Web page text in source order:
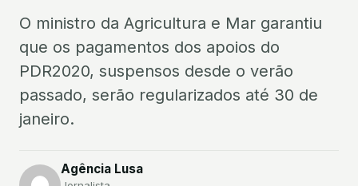
O ministro da Agricultura e Mar garantiu
que os pagamentos dos apoios do
PDR2020, suspensos desde o verão
passado, serão regularizados até 30 de
janeiro.
Agência Lusa